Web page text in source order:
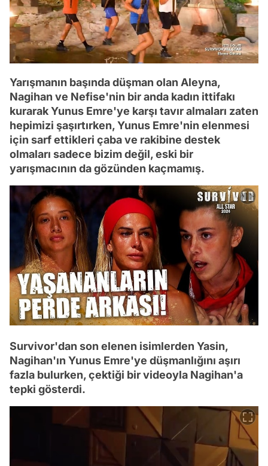
Yarışmanın başında düşman olan Aleyna,
Nagihan ve Nefise'nin bir anda kadın ittifakı
kurarak Yunus Emre'ye karşı tavır almaları zaten
hepimizi şaşırtırken, Yunus Emre'nin elenmesi
için sarf ettikleri çaba ve rakibine destek
olmaları sadece bizim değil, eski bir
yarışmacının da gözünden kaçmamış.
Survivor'dan son elenen isimlerden Yasin,
Nagihan'ın Yunus Emre'ye düşmanlığını aşırı
fazla bulurken, çektiği bir videoyla Nagihan'a
tepki gösterdi.